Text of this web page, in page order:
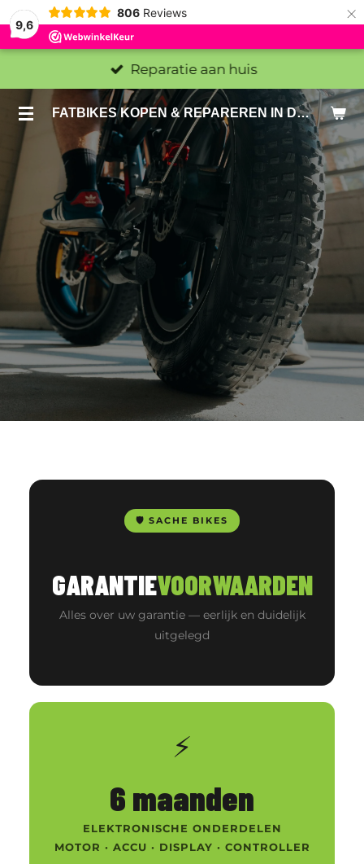
9,6
806 Reviews ×
FATBIKES KOPEN & REPAREREN IN DEN HAAG EN ZOETERMEER - SACHE BIKES
Reparatie aan huis
🛡️ SACHE BIKES
GARANTIEVOORWAARDEN
Alles over uw garantie — eerlijk en duidelijk
uitgelegd
⚡
6 maanden
ELEKTRONISCHE ONDERDELEN
MOTOR · ACCU · DISPLAY · CONTROLLER